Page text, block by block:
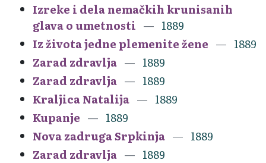
Izreke i dela nemačkih krunisanih
glava o umetnosti
1889
Iz života jedne plemenite žene
1889
Zarad zdravlja
1889
Zarad zdravlja
1889
Kraljica Natalija
1889
Kupanje
1889
Nova zadruga Srpkinja
1889
Zarad zdravlja
1889